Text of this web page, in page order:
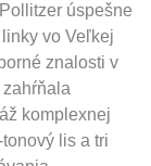
úspešne
vo Veľkej
znalosti v
komplexnej
lis a tri